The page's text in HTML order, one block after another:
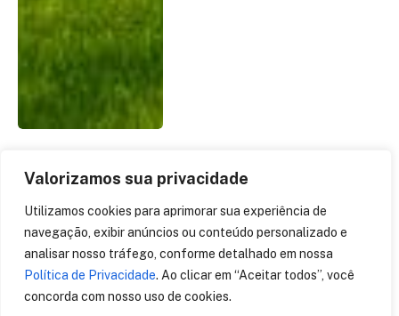
Valorizamos sua privacidade
Utilizamos cookies para aprimorar sua experiência de
navegação, exibir anúncios ou conteúdo personalizado e
analisar nosso tráfego, conforme detalhado em nossa
Política de Privacidade. Ao clicar em “Aceitar todos”, você
concorda com nosso uso de cookies.
exportação agropecuária
do Brasil em 2024
11 de outubro de 2024